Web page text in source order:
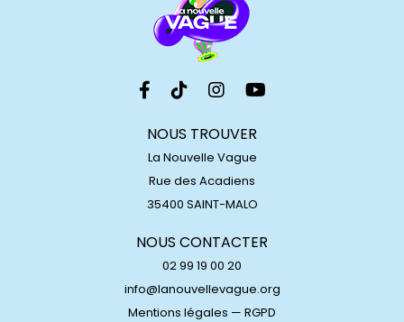
NOUS TROUVER
La Nouvelle Vague
Rue des Acadiens
35400 SAINT-MALO
NOUS CONTACTER
02 99 19 00 20
info@lanouvellevague.org
Mentions légales — RGPD